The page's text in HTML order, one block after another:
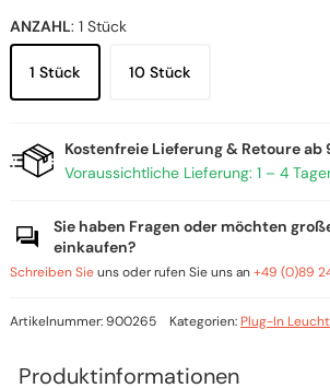
ANZAHL: 1 Stück
1 Stück 10 Stück
Kostenfreie Lieferung & Retoure ab
Voraussichtliche Lieferung: 1 – 4
Sie haben Fragen oder möchten
einkaufen?
Schreiben Sieuns oder rufen Sie uns an+49 (0)89
Artikelnummer:900265 Kategorien: Plug-In